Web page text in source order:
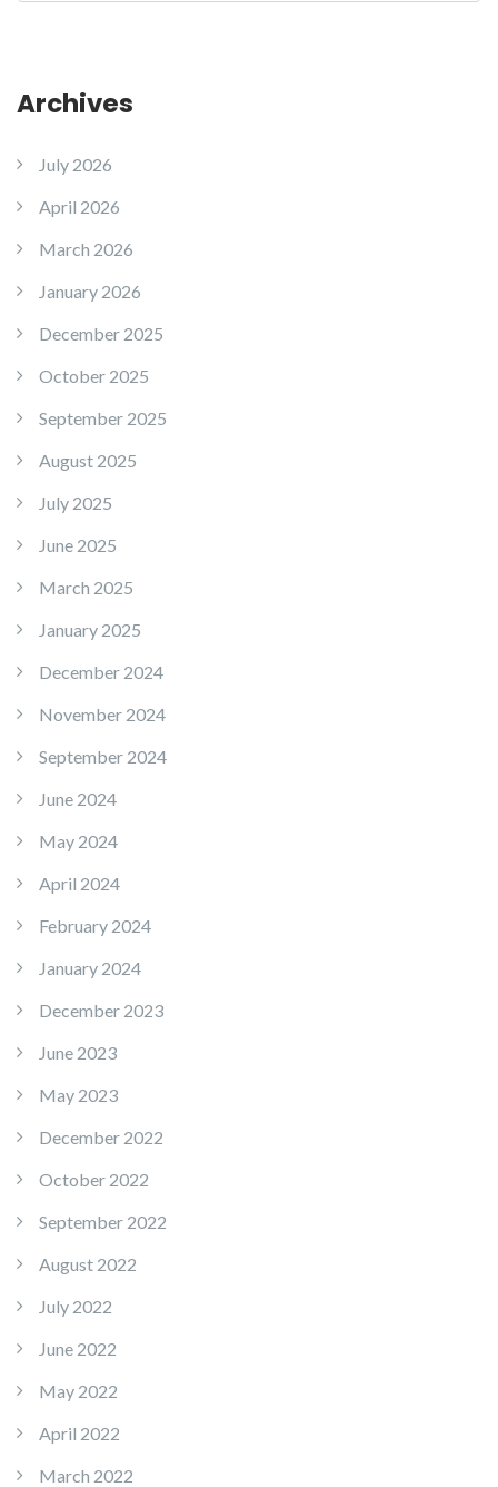
Archives
July 2026
April 2026
March 2026
January 2026
December 2025
October 2025
September 2025
August 2025
July 2025
June 2025
March 2025
January 2025
December 2024
November 2024
September 2024
June 2024
May 2024
April 2024
February 2024
January 2024
December 2023
June 2023
May 2023
December 2022
October 2022
September 2022
August 2022
July 2022
June 2022
May 2022
April 2022
March 2022